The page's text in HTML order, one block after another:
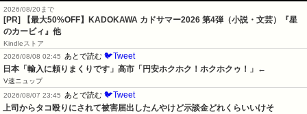
2026/08/20まで
[PR]
【最大50%OFF】KADOKAWA カドサマー2026 第4弾（小説・文芸）『星
のカービィ』他
Kindleストア
2026/08/08 02:45
あとで読む 🐦Tweet
日本「輸入に頼りまくりです」高市「円安ホクホク！ホクホクゥ！」←
V速ニュップ
2026/08/07 23:45
あとで読む 🐦Tweet
上司からタコ殴りにされて被害届出したんやけど示談金どれくらいいけそ